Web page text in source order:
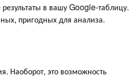
в вашу Google-таблицу.
пригодных для анализа.
Наоборот, это возможность